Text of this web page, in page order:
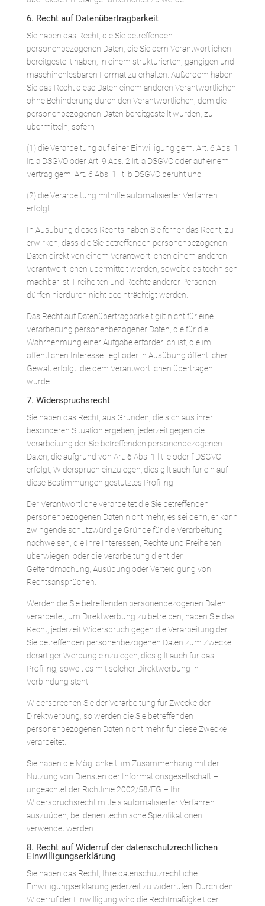
6. Recht auf Datenübertragbarkeit
Sie haben das Recht, die Sie betreffenden
personenbezogenen Daten, die Sie dem Verantwortlichen
bereitgestellt haben, in einem strukturierten, gängigen und
maschinenlesbaren Format zu erhalten. Außerdem haben
Sie das Recht diese Daten einem anderen Verantwortlichen
ohne Behinderung durch den Verantwortlichen, dem die
personenbezogenen Daten bereitgestellt wurden, zu
übermitteln, sofern
(1) die Verarbeitung auf einer Einwilligung gem. Art. 6 Abs. 1
lit. a DSGVO oder Art. 9 Abs. 2 lit. a DSGVO oder auf einem
Vertrag gem. Art. 6 Abs. 1 lit. b DSGVO beruht und
(2) die Verarbeitung mithilfe automatisierter Verfahren
erfolgt.
In Ausübung dieses Rechts haben Sie ferner das Recht, zu
erwirken, dass die Sie betreffenden personenbezogenen
Daten direkt von einem Verantwortlichen einem anderen
Verantwortlichen übermittelt werden, soweit dies technisch
machbar ist. Freiheiten und Rechte anderer Personen
dürfen hierdurch nicht beeinträchtigt werden.
Das Recht auf Datenübertragbarkeit gilt nicht für eine
Verarbeitung personenbezogener Daten, die für die
Wahrnehmung einer Aufgabe erforderlich ist, die im
öffentlichen Interesse liegt oder in Ausübung öffentlicher
Gewalt erfolgt, die dem Verantwortlichen übertragen
wurde.
7. Widerspruchsrecht
Sie haben das Recht, aus Gründen, die sich aus ihrer
besonderen Situation ergeben, jederzeit gegen die
Verarbeitung der Sie betreffenden personenbezogenen
Daten, die aufgrund von Art. 6 Abs. 1 lit. e oder f DSGVO
erfolgt, Widerspruch einzulegen; dies gilt auch für ein auf
diese Bestimmungen gestütztes Profiling.
Der Verantwortliche verarbeitet die Sie betreffenden
personenbezogenen Daten nicht mehr, es sei denn, er kann
zwingende schutzwürdige Gründe für die Verarbeitung
nachweisen, die Ihre Interessen, Rechte und Freiheiten
überwiegen, oder die Verarbeitung dient der
Geltendmachung, Ausübung oder Verteidigung von
Rechtsansprüchen.
Werden die Sie betreffenden personenbezogenen Daten
verarbeitet, um Direktwerbung zu betreiben, haben Sie das
Recht, jederzeit Widerspruch gegen die Verarbeitung der
Sie betreffenden personenbezogenen Daten zum Zwecke
derartiger Werbung einzulegen; dies gilt auch für das
Profiling, soweit es mit solcher Direktwerbung in
Verbindung steht.
Widersprechen Sie der Verarbeitung für Zwecke der
Direktwerbung, so werden die Sie betreffenden
personenbezogenen Daten nicht mehr für diese Zwecke
verarbeitet.
Sie haben die Möglichkeit, im Zusammenhang mit der
Nutzung von Diensten der Informationsgesellschaft –
ungeachtet der Richtlinie 2002/58/EG – Ihr
Widerspruchsrecht mittels automatisierter Verfahren
auszuüben, bei denen technische Spezifikationen
verwendet werden.
8. Recht auf Widerruf der datenschutzrechtlichen
Einwilligungserklärung
Sie haben das Recht, Ihre datenschutzrechtliche
Einwilligungserklärung jederzeit zu widerrufen. Durch den
Widerruf der Einwilligung wird die Rechtmäßigkeit der